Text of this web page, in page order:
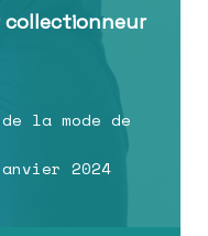
collectionneur
la mode de
2024